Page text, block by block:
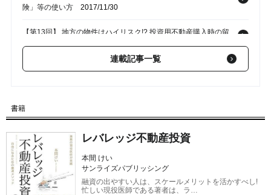
険」等の使い方 2017/11/30
【第13回】 地方の物件はハイリスク!? 投資用不動産購入時の留
意点2017/11/23
【第12回】 高額物件の購入が怖い!? 不動産投資の「不安」の乗
【第11回】 不動産投資のための「借金」･･･そのリスクをどう考
えるか？2017/11/09
連載記事一覧
書籍
レバレッジ不動産投資
本間 けい
サンライズパブリッシング
融資の出やすい人は、スケールメリットを活かすべし!
忙しい現役医師である著者は、ラ…